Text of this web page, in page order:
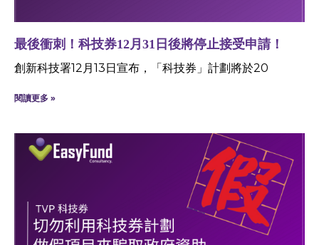
最後衝刺！科技券12月31日後將停止接受申請！
創新科技署12月13日宣布，「科技券」計劃將於20
閱讀更多 »